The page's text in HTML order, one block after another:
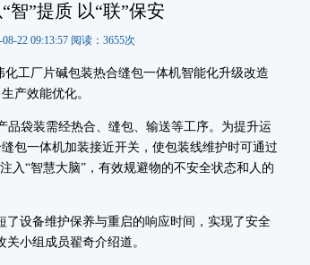
智”提质 以“联”保安
22 09:13:57 阅读： 3655次
工厂片碱包装热合缝包一体机智能化升级改造
产效能优化。
袋装需经热合、缝包、输送等工序。为提升运
包一体机加装接近开关，使包装线维护时可通过
入“智慧大脑”，有效规避物的不安全状态和人的
设备维护保养与重启的响应时间，实现了安全
小组成员翟奇介绍道。